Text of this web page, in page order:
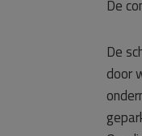
De
De
door